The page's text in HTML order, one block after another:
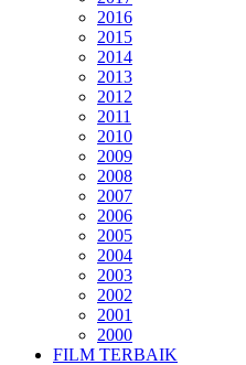
2016
2015
2014
2013
2012
2011
2010
2009
2008
2007
2006
2005
2004
2003
2002
2001
2000
FILM TERBAIK